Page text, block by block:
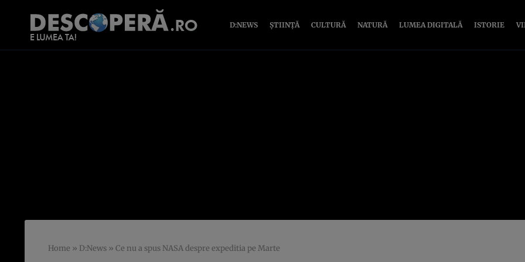
D:NEWS ȘTIINȚĂ CULTURĂ NATURĂ LUMEA DIGITALĂ ISTORIE
Home » D:News » Ce nu a spus NASA despre expeditia pe Marte